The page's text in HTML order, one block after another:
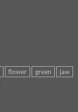
flower green
jaw